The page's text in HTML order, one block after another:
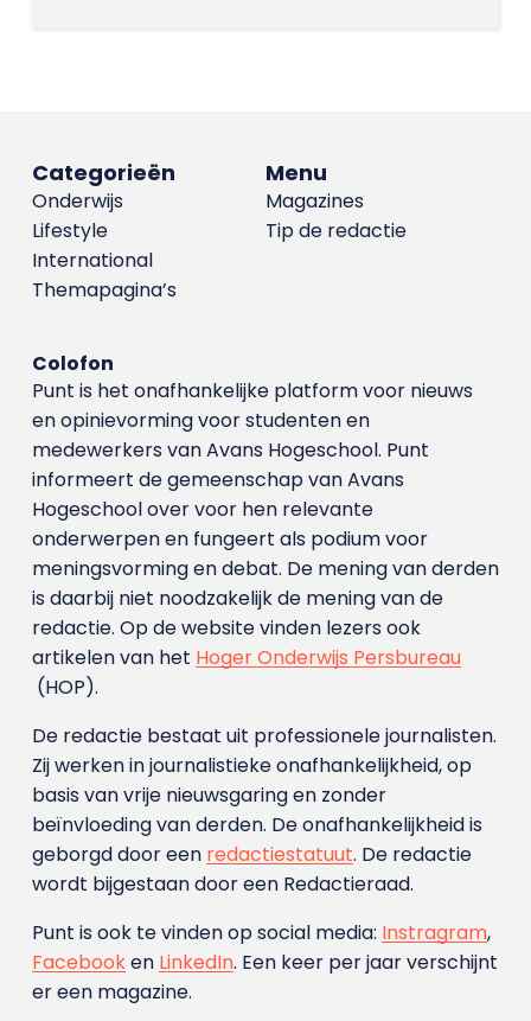
Menu
Magazines
Tip de redactie
Categorieën
Onderwijs
Lifestyle
International
Themapagina’s
Colofon
Punt is het onafhankelijke platform voor nieuws
en opinievorming voor studenten en
medewerkers van Avans Hoge­school. Punt
informeert de gemeenschap van Avans
Hogeschool over voor hen relevante
onderwerpen en fungeert als podium voor
meningsvorming en debat. De mening van derden
is daarbij niet noodzakelijk de mening van de
redactie. Op de website vinden lezers ook
artikelen van het Hoger Onderwijs Persbureau
(HOP).
De redactie bestaat uit professionele journalisten.
Zij werken in journalistieke onafhankelijkheid, op
basis van vrije nieuwsgaring en zonder
beïnvloeding van derden. De onafhankelijkheid is
geborgd door een redactiestatuut. De redactie
wordt bijgestaan door een Redactieraad.
Punt is ook te vinden op social media: Instragram,
Facebooken LinkedIn. Een keer per jaar verschijnt
er een magazine.